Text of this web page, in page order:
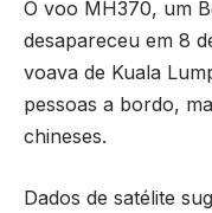
O voo MH370, um
desapareceu em 8
voava de Kuala
pessoas a bordo,
chineses.
Dados de satélite